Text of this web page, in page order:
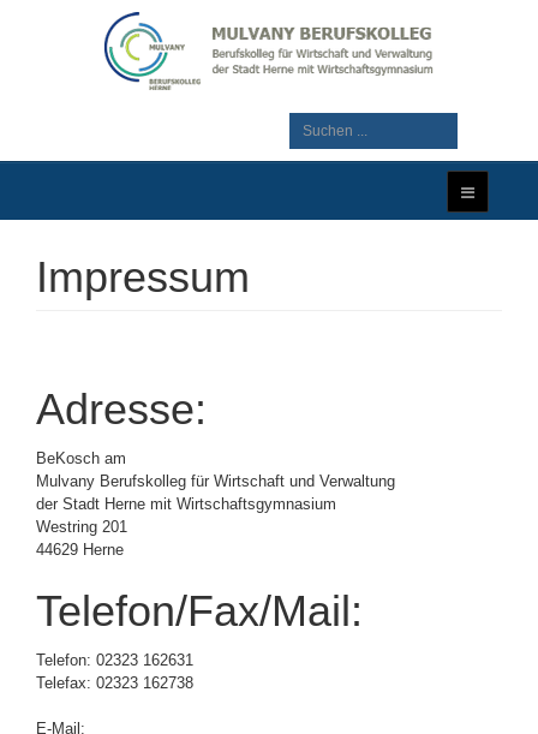
Impressum
Adresse:
BeKosch am
Mulvany Berufskolleg für Wirtschaft und Verwaltung
der Stadt Herne mit Wirtschaftsgymnasium
Westring 201
44629 Herne
Telefon/Fax/Mail:
Telefon: 02323 162631
Telefax: 02323 162738
E-Mail: